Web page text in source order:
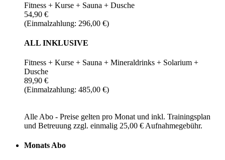
Fitness + Kurse + Sauna + Dusche
54,90 €
(Einmalzahlung: 296,00 €)
ALL INKLUSIVE
Fitness + Kurse + Sauna + Mineraldrinks + Solarium +
Dusche
89,90 €
(Einmalzahlung: 485,00 €)
Alle Abo - Preise gelten pro Monat und inkl. Trainingsplan
und Betreuung zzgl. einmalig 25,00 € Aufnahmegebühr.
Monats Abo